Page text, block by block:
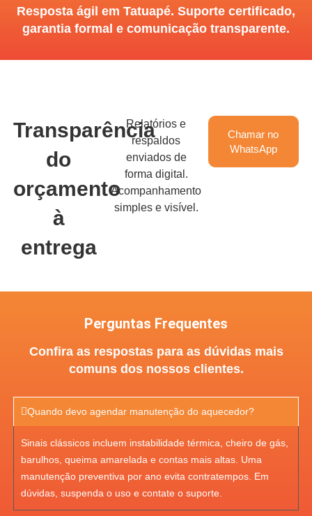
Resposta ágil em Tatuapé. Suporte certificado,
garantia formal e comunicação transparente.
Transparência
do
orçamento
à
entrega
Relatórios e
respaldos
enviados de
forma digital.
Acompanhamento
simples e visível.
Chamar no
WhatsApp
Perguntas Frequentes
Confira as respostas para as dúvidas mais
comuns dos nossos clientes.
Quando devo agendar manutenção do aquecedor?
Sinais clássicos incluem instabilidade térmica, cheiro de gás,
barulhos, queima amarelada e contas mais altas. Uma
manutenção preventiva por ano evita contratempos. Em
dúvidas, suspenda o uso e contate o suporte.